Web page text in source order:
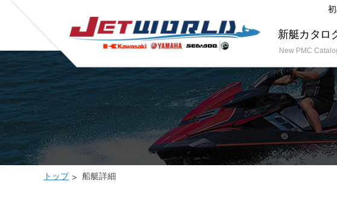
新艇カタロ
New PMC
トップ 船艇詳細